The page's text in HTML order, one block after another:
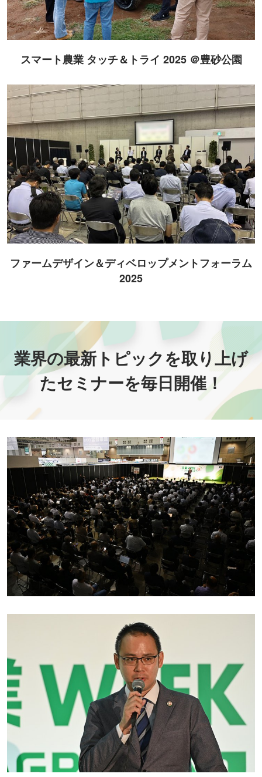
スマート農業 タッチ＆トライ 2025 ＠豊砂公園
ファームデザイン＆ディベロップメントフォーラム
2025
業界の最新トピックを取り上げ
たセミナーを毎日開催！